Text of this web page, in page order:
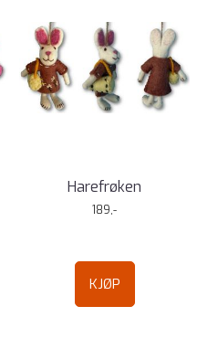
Harefrøken
189,-
KJØP